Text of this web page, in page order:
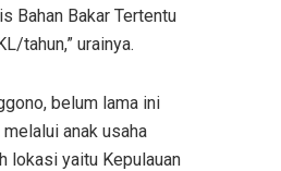
Bahan Bakar Tertentu
tahun,” urainya.
belum lama ini
anak usaha
lokasi yaitu Kepulauan